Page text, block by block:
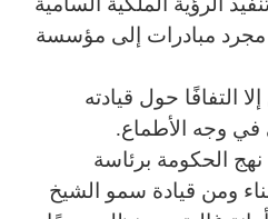
مجرد مبادرات إلى مؤسسة
التفافًا حول قيادته
في وجه الأطماع.
نهج الحكومة برئاسة
ومن قيادة سمو الشيخ